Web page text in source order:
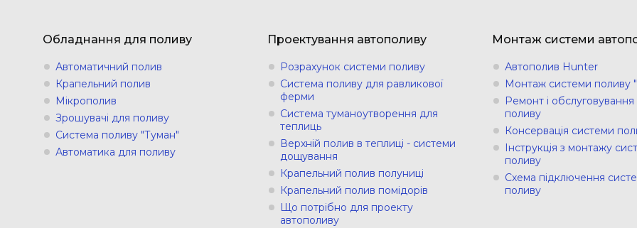
Обладнання для поливу
Автоматичний полив
Крапельний полив
Мікрополив
Зрошувачі для поливу
Система поливу "Туман"
Автоматика для поливу
Проектування автополиву
Розрахунок системи поливу
Система поливу для равликової
ферми
Система туманоутворення для
теплиць
Верхній полив в теплиці - системи
дощування
Крапельний полив полуниці
Крапельний полив помідорів
Що потрібно для проекту
автополиву
Монтаж системи
Автополив Hunter
Монтаж системи поливу
Ремонт і
поливу
Консервація системи
Інструкція з монтажу
поливу
Схема підключення
поливу